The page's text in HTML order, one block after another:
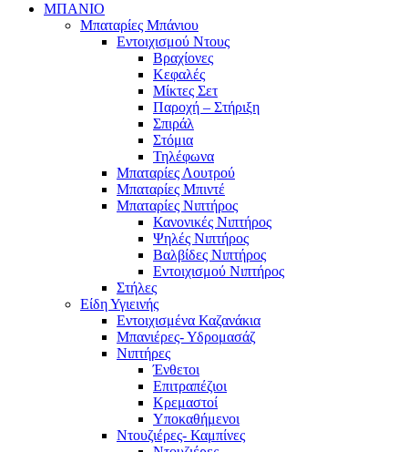
ΜΠΑΝΙΟ
Μπαταρίες Μπάνιου
Εντοιχισμού Ντους
Βραχίονες
Κεφαλές
Μίκτες Σετ
Παροχή – Στήριξη
Σπιράλ
Στόμια
Τηλέφωνα
Μπαταρίες Λουτρού
Μπαταρίες Μπιντέ
Μπαταρίες Νιπτήρος
Κανονικές Νιπτήρος
Ψηλές Νιπτήρος
Βαλβίδες Νιπτήρος
Εντοιχισμού Νιπτήρος
Στήλες
Είδη Υγιεινής
Εντοιχισμένα Καζανάκια
Μπανιέρες- Υδρομασάζ
Νιπτήρες
Ένθετοι
Επιτραπέζιοι
Κρεμαστοί
Υποκαθήμενοι
Ντουζιέρες- Καμπίνες